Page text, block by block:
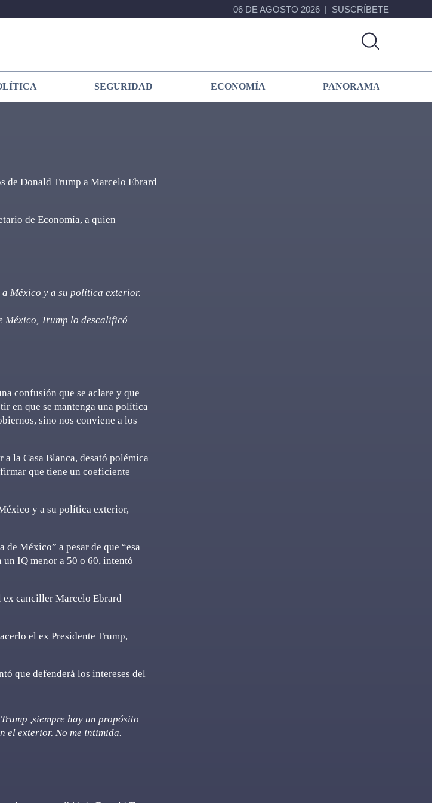
06 DE AGOSTO 2026 SUSCRÍBETE
SEGURIDAD ECONOMÍA PANORAMA
de Donald Trump a Marcelo Ebrard
de Economía, a quien
México y a su política exterior.
México, Trump lo descalificó
confusión que se aclare y que
en que se mantenga una política
sino nos conviene a los
la Casa Blanca, desató polémica
que tiene un coeficiente
y a su política exterior,
México” a pesar de que “esa
IQ menor a 50 o 60, intentó
ex canciller Marcelo Ebrard
el ex Presidente Trump,
que defenderá los intereses del
,siempre hay un propósito
el exterior. No me intimida.